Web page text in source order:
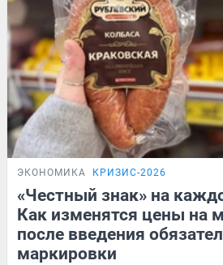
ЭКОНОМИКА КРИЗИС-2026
«Честный знак» на
Как изменятся цены на
после введения
маркировки